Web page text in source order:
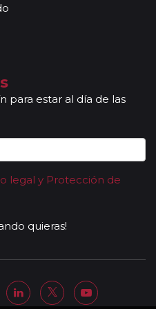
con mucha experiencia,
para atender al
más a fondo la
En ocasiones, los
español y
nuestros guías
las explicaciones en dos
circuito, le atenderá en su
de la etapa. Los guías
presentes en los
múltiples funciones y
del grupo y no a una
realizando funciones bien
otros grupos diferentes y
para estar al día de las
legal y Protección de
quieras!